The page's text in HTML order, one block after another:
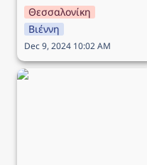
Θεσσαλονίκη
Βιέννη
Dec 9, 2024 10:02 AM
Ταξίδι στην Στοκχόλμη →